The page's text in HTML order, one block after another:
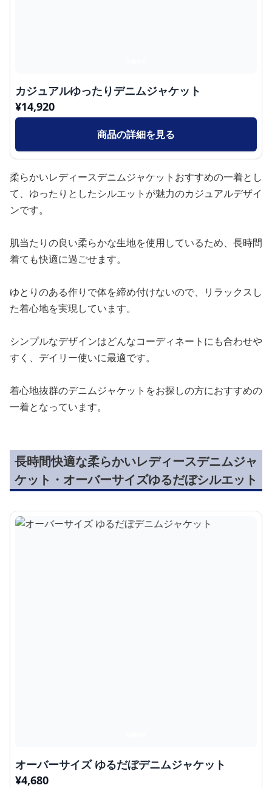
カジュアルゆったりデニムジャケット
¥14,920
商品の詳細を見る
柔らかいレディースデニムジャケットおすすめの一着とし
て、ゆったりとしたシルエットが魅力のカジュアルデザイ
ンです。
肌当たりの良い柔らかな生地を使用しているため、長時間
着ても快適に過ごせます。
ゆとりのある作りで体を締め付けないので、リラックスし
た着心地を実現しています。
シンプルなデザインはどんなコーディネートにも合わせや
すく、デイリー使いに最適です。
着心地抜群のデニムジャケットをお探しの方におすすめの
一着となっています。
長時間快適な柔らかいレディースデニムジャ
ケット・オーバーサイズゆるだぼシルエット
オーバーサイズ ゆるだぼデニムジャケット
¥4,680